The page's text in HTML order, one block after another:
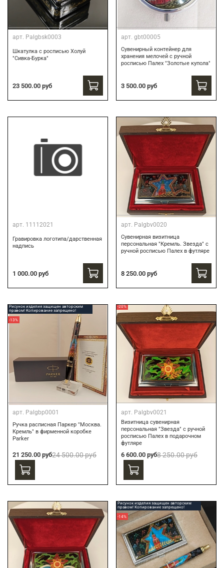
арт. Palgbsk0003
Шкатулка с росписью Холуй
"Сивка-Бурка"
23 500.00 руб
арт. gbt00005
Сувенирный контейнер для
хранения мелочей с ручной
росписью Палех "Золотые купола"
3 500.00 руб
арт. 11112021
Гравировка логотипа/дарственная
надпись
1 000.00 руб
арт. Palgbv0020
Сувенирная визитница
персональная "Кремль. Звезда" с
ручной росписью Палех в футляре
8 250.00 руб
Рисунок изделия защищен авторским
правом! Копирование запрещено!
-13%
арт. Palgbp0001
Ручка расписная Паркер "Москва.
Кремль" в фирменной коробке
Parker
21 250.00 руб24 500.00 руб
-20%
арт. Palgbv0021
Визитница сувенирная
персональная "Звезда" с ручной
росписью Палех в подарочном
футляре
6 600.00 руб8 250.00 руб
Рисунок изделия защищен авторским
правом! Копирование запрещено!
-14%